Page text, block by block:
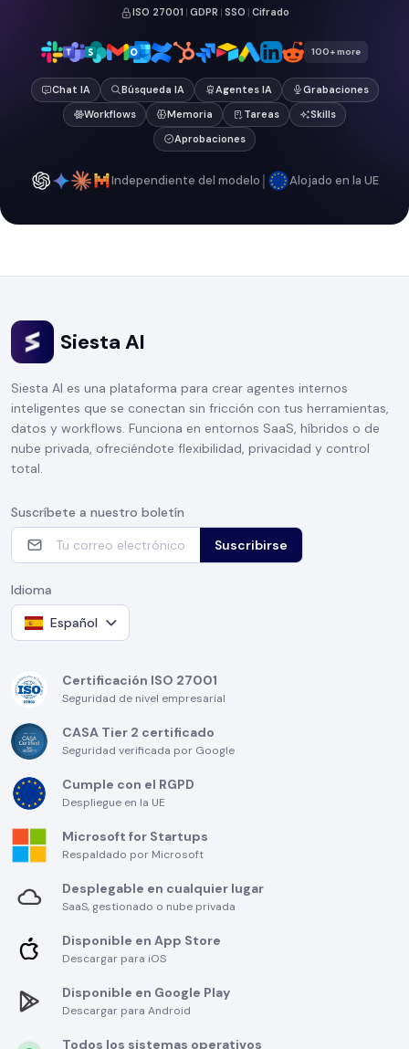
ISO 27001 | GDPR | SSO | Cifrado
100+ more
Chat IA Búsqueda IA Agentes IA
Grabaciones
Workflows
Memoria Tareas
Skills
Aprobaciones
Independiente del modelo | Alojado en la UE
Siesta AI
Siesta AI es una plataforma para crear agentes internos
inteligentes que se conectan sin fricción con tus herramientas,
datos y workflows. Funciona en entornos SaaS, híbridos o de
nube privada, ofreciéndote flexibilidad, privacidad y control
total.
Suscríbete a nuestro boletín
Suscribirse
Idioma
Español
Certificación ISO 27001
Seguridad de nivel empresarial
CASA Tier 2 certificado
Seguridad verificada por Google
Cumple con el RGPD
Despliegue en la UE
Microsoft for Startups
Respaldado por Microsoft
Desplegable en cualquier lugar
SaaS, gestionado o nube privada
Disponible en App Store
Descargar para iOS
Disponible en Google Play
Descargar para Android
Todos los sistemas operativos